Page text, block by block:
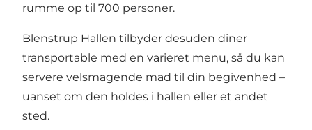
rumme op til 700 personer.
Blenstrup Hallen tilbyder desuden diner
transportable med en varieret menu, så du kan
servere velsmagende mad til din begivenhed –
uanset om den holdes i hallen eller et andet
sted.